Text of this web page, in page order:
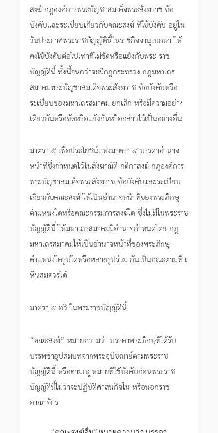
สงฆ์ กฎองค์การพระบัญชาสมเด็จพระสังฆราช ข้อ
บังคับและระเบียบเกี่ยวกับคณะสงฆ์ ที่ใช้บังคับ อยู่ใน
วันประกาศพระราชบัญญัตินี้ในราชกิจจานุเบกษา ให้
คงใช้บังคับต่อไปเท่าที่ไม่ขัดหรือแย้งกับพระ ราช
บัญญัตินี้ ทั้งนี้จนกว่าจะมีกฎกระทรวง กฎมหาเถร
สมาคมพระบัญชาสมเด็จพระสังฆราช ข้อบังคับหรือ
ระเบียบของมหาเถรสมาคม ยกเลิก หรือมีความอย่าง
เดียวกันหรือขัดหรือแย้งกันหรือกล่าวไว้เป็นอย่างอื่น
มาตรา ๕ เพื่อประโยชน์แห่งมาตรา ๔ บรรดาอำนาจ
หน้าที่ซึ่งกำหนดไว้ในสังฆาณัติ กติกาสงฆ์ กฎองค์การ
พระบัญชาสมเด็จพระสังฆราช ข้อบังคับและระเบียบ
เกี่ยวกับคณะสงฆ์ ให้เป็นอำนาจหน้าที่ของพระภิกษุ
ตำแหน่งใดหรือคณะกรรมการสงฆ์ใด ซึ่งไม่มีในพระราช
บัญญัตินี้ ให้มหาเถรสมาคมมีอำนาจกำหนดโดย กฎ
มหาเถรสมาคมให้เป็นอำนาจหน้าที่ของพระภิกษุ
ตำแหน่งใดรูปใดหรือหลายรูปร่วม กันเป็นคณะตามที่ เ
ห็นสมควรได้
มาตรา ๕ ทวิ ในพระราชบัญญัตินี้
“คณะสงฆ์” หมายความว่า บรรดาพระภิกษุที่ได้รับ
บรรพชาอุปสมบทจากพระอุปัชฌาย์ตามพระราช
บัญญัตินี้ หรือตามกฎหมายที่ใช้บังคับก่อนพระราช
บัญญัตินี้ไม่ว่าจะปฏิบัติศาสนกิจใน หรือนอกราช
อาณาจักร